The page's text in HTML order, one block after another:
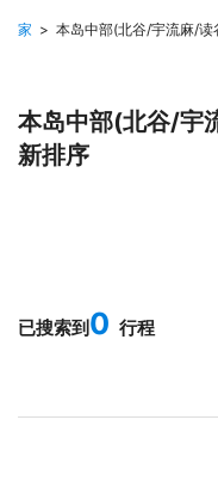
家 本岛中部(北谷/宇流麻/读
本岛中部(北谷/宇
新排序
已搜索到0 行程